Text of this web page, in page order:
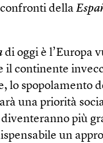
della
di oggi è l’Europa
il continente
lo spopolamento
una priorità
più
un